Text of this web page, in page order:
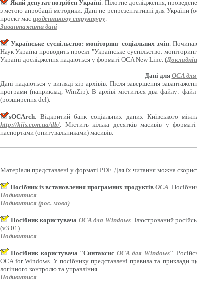
Який депутат потрібен Україні. Пілотне дослідження,
з метою апробації методики. Дані не репрезентативні для України
проект має щоденникову структуру.
Завантажити дані
Українське суспільство: моніторинг соціальних змін.
Наук Україна проводить проект "Українське суспільство:
Україні дослідження надаються у форматі OCA New Line. (
Дані для OCA
Дані надаються у вигляді zip-архівів. Після завершення
програми (наприклад, WinZip). В архіві міститься два файлу:
(розширення dcl).
sOCArch. Відкритий банк соціальних даних Київського
http://kiis.com.ua/db/. Містить кілька десятків масивів у
паспортами (опитувальниками) масивів.
Матеріали представлені у форматі PDF. Для їх читання можна
Посібник із встановлення програмних продуктів OCA.
Подивитися
Подивитися (рос. мова)
Посібник користувача OCA для Windows. Ілюстрований
(v3.01).
Подивитися
Посібник користувача "Синтаксис OCA для Windows".
OCA for Windows. У посібнику представлені правила та приклади
логічного контролю та управління.
Подивитися